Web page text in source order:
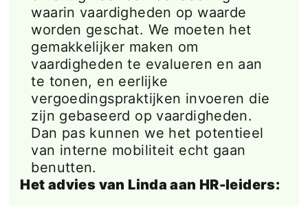
waarin vaardigheden op waarde
worden geschat. We moeten het
gemakkelijker maken om
vaardigheden te evalueren en aan
te tonen, en eerlijke
vergoedingspraktijken invoeren die
zijn gebaseerd op vaardigheden.
Dan pas kunnen we het potentieel
van interne mobiliteit echt gaan
benutten.
Het advies van Linda aan HR-leiders: